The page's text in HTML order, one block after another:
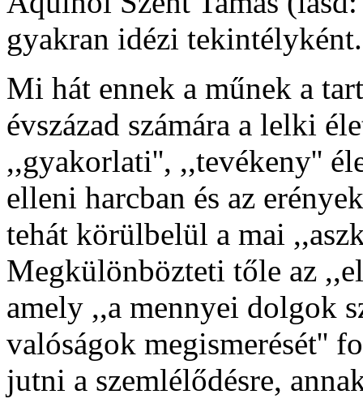
gyakran idézi tekintélyként.
Mi hát ennek a műnek a
évszázad számára a lelki
,,gyakorlati'', ,,tevékeny''
elleni harcban és az
tehát körülbelül a mai
Megkülönbözteti tőle az
amely ,,a mennyei dolgok
valóságok megismerését''
jutni a szemlélődésre,